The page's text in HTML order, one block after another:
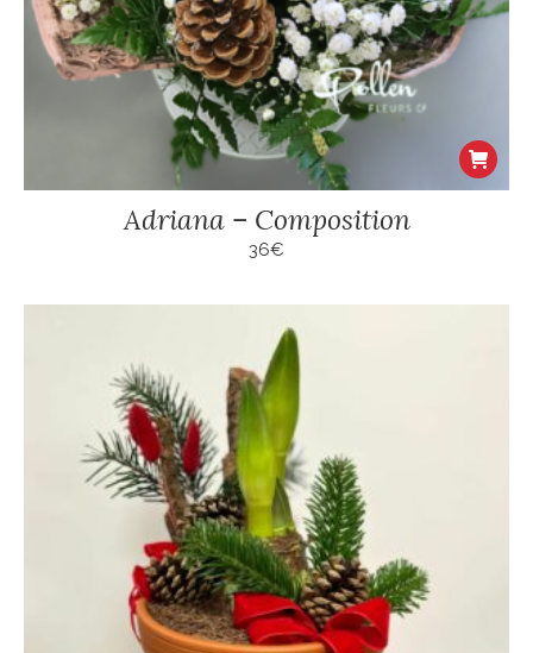
Adriana – Composition
36€